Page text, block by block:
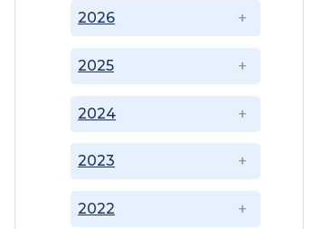
2022
2023
2024
2025
2026